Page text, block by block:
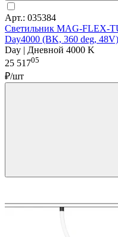
Арт.: 035384
Светильник MAG-FLEX-
Day4000 (BK, 360 deg,
Day | Дневной 4000 K
25 51705
₽/шт